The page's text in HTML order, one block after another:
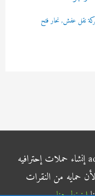
نقل عفش,نحار فتح
شركة الناجي للإعلانات جوجل ads إنشاء حملات إحترافيه
حمايه من النقرات